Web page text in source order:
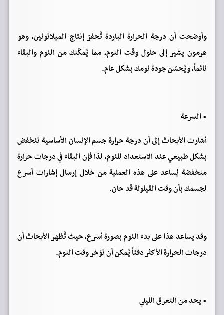
وأوضحت أن درجة الحرارة الباردة تُحفز إنتاج الميلاتونين، وهو
هرمون يشير إلى حلول وقت النوم، مما يُمكّنك من النوم والبقاء
نائماً، ويُحسّن جودة نومك بشكل عام.
• السرعة
أشارت الأبحاث إلى أن درجة حرارة جسم الإنسان الأساسية تنخفض
بشكل طبيعي عند الاستعداد للنوم، لذا فإن البقاء في درجات حرارة
منخفضة يُساعد على هذه العملية من خلال إرسال إشارات أسرع
لجسمك بأن وقت القيلولة قد حان.
وقد يساعد هذا على بدء النوم بصورة أسرع، حيث تُظهر الأبحاث أن
درجات الحرارة الأكثر دفئاً يُمكن أن تؤخر وقت النوم.
• يحد من التعرق الليلي